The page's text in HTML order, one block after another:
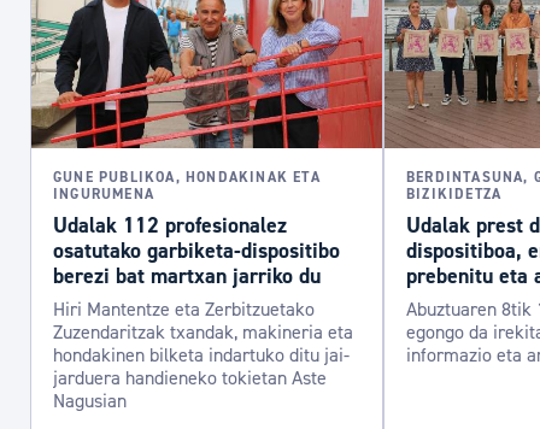
GUNE PUBLIKOA, HONDAKINAK ETA
INGURUMENA
Udalak 112 profesionalez
osatutako garbiketa-dispositibo
berezi bat martxan jarriko du
Hiri Mantentze eta Zerbitzuetako
Zuzendaritzak txandak, makineria eta
hondakinen bilketa indartuko ditu jai-
jarduera handieneko tokietan Aste
Nagusian
BERDINTASUNA,
BIZIKIDETZA
Udalak prest
dispositiboa,
prebenitu eta
Abuztuaren 8tik
egongo da
informazio eta